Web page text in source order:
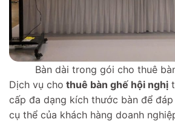
Bàn dài trong gói cho thuê
Dịch vụ cho thuê bàn ghế hội nghị
cấp đa dạng kích thước bàn để
cụ thể của khách hàng doanh